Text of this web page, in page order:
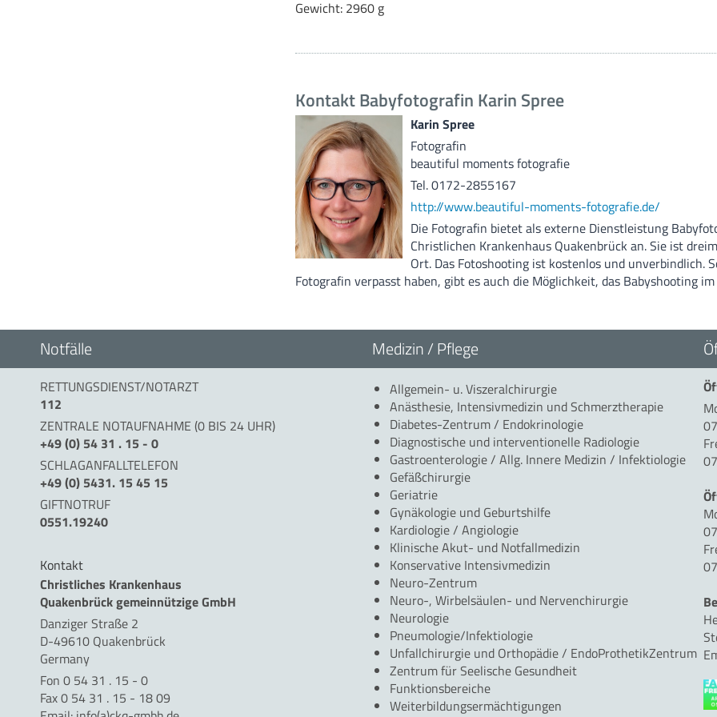
Gewicht: 2960 g
Kontakt Babyfotografin Karin Spree
Karin Spree
Fotografin
beautiful moments fotografie
Tel. 0172-2855167
http://www.beautiful-moments-fotografie.de/
Die Fotografin bietet als externe Dienstleistung
Christlichen Krankenhaus Quakenbrück an. Sie ist
Ort. Das Fotoshooting ist kostenlos und unverbindlich.
Fotografin verpasst haben, gibt es auch die Möglichkeit, das Babyshooting im
Notfälle Medizin / Pflege
RETTUNGSDIENST/NOTARZT
112
ZENTRALE NOTAUFNAHME (0 BIS 24 UHR)
+49 (0) 54 31 . 15 - 0
SCHLAGANFALLTELEFON
+49 (0) 5431. 15 45 15
GIFTNOTRUF
0551.19240
Kontakt
Christliches Krankenhaus
Quakenbrück gemeinnützige GmbH
Danziger Straße 2
D-49610 Quakenbrück
Germany
Fon 0 54 31 . 15 - 0
Fax 0 54 31 . 15 - 18 09
Allgemein- u. Viszeralchirurgie
Anästhesie, Intensivmedizin und Schmerztherapie
Diabetes-Zentrum / Endokrinologie
Diagnostische und interventionelle Radiologie
Gastroenterologie / Allg. Innere Medizin / Infektiologie
Gefäßchirurgie
Geriatrie
Gynäkologie und Geburtshilfe
Kardiologie / Angiologie
Klinische Akut- und Notfallmedizin
Konservative Intensivmedizin
Neuro-Zentrum
Neuro-, Wirbelsäulen- und Nervenchirurgie
Neurologie
Pneumologie/Infektiologie
Unfallchirurgie und Orthopädie / EndoProthetikZentrum
Zentrum für Seelische Gesundheit
Funktionsbereiche
Weiterbildungsermächtigungen
Ärztliche